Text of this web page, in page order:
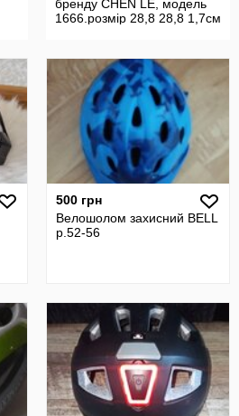
бренду CHEN LE, модель
1666.розмір 28,8 28,8 1,7см
500 грн
Велошолом захисний BELL
р.52-56